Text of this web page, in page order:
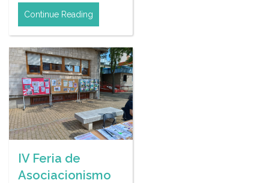
Continue Reading
IV Feria de
Asociacionismo